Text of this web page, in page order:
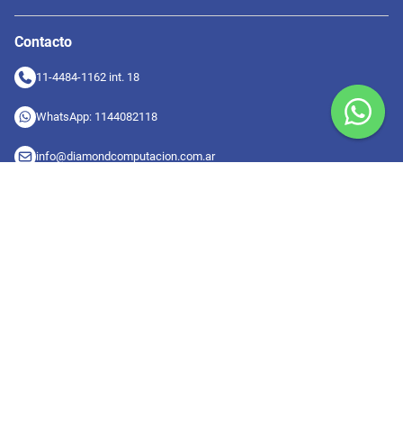
Contacto
11-4484-1162 int. 18
WhatsApp: 1144082118
info@diamondcomputacion.com.ar